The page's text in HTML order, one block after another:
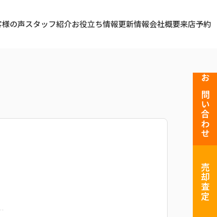
の声スタッフ紹介お役立ち情報更新情報会社概要来店予約
お問い合わせ
売却査定